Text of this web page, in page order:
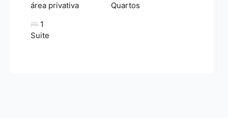
área privativa
Quartos
1
Suite